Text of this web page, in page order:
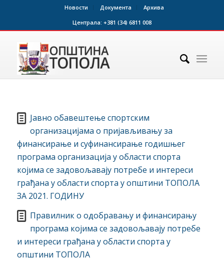
Новости Документа
Архива
Централа: +381 (34) 6811 008
Jавно обавештење спортским
организацијама о пријављивању за
финансирање и суфинансирање годишњег
програма организација у области спорта
којима се задовољавају потребе и интереси
грађана у области спорта у општини ТОПОЛА
ЗА 2021. ГОДИНУ
Правилник о одобравању и финансирању
програма којима се задовољавају потребе
и интереси грађана у области спорта у
општини ТОПОЛА